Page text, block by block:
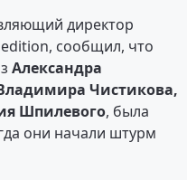
директор
сообщил, что
Александра
Чистикова,
Шпилевого, была
они начали штурм